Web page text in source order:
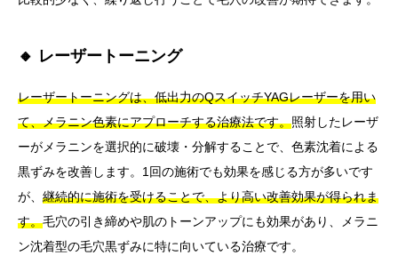
🔸 レーザートーニング
レーザートーニングは、低出力のQスイッチYAGレーザーを用い
て、メラニン色素にアプローチする治療法です。照射したレーザ
ーがメラニンを選択的に破壊・分解することで、色素沈着による
黒ずみを改善します。1回の施術でも効果を感じる方が多いです
が、 継続的に施術を受けることで、より高い改善効果が得られま
す。毛穴の引き締めや肌のトーンアップにも効果があり、メラニ
ン沈着型の毛穴黒ずみに特に向いている治療です。